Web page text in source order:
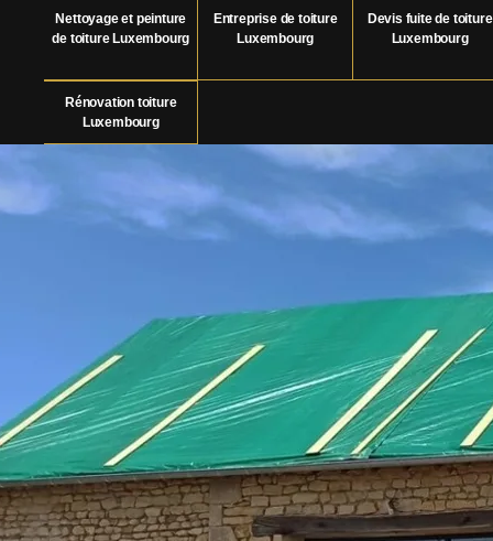
Nettoyage et peinture
de toiture Luxembourg
Entreprise de toiture
Luxembourg
Devis fuite de toiture
Luxembourg
Rénovation toiture
Luxembourg